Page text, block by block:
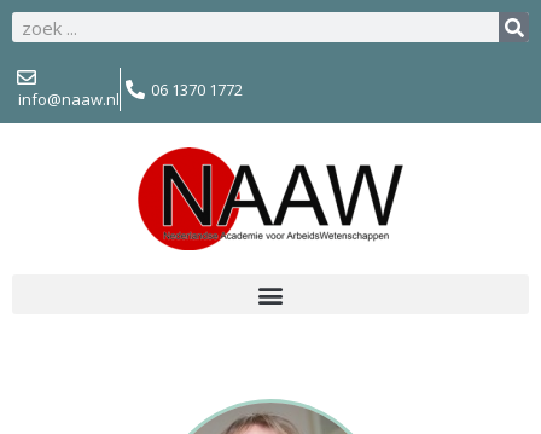
info@naaw.nl 06 1370 1772